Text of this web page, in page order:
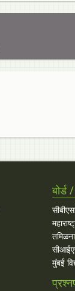
बोर्ड
मुंबई